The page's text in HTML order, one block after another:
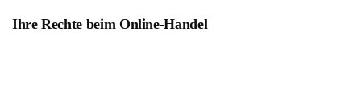
Ihre Rechte beim Online-Handel